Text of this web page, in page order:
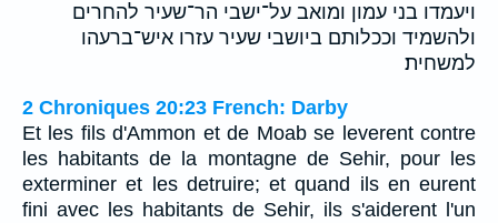
ויעמדו בני עמון ומואב על־ישבי הר־שעיר להחרים
ולהשמיד וככלותם ביושבי שעיר עזרו איש־ברעהו
למשחית׃
2 Chroniques 20:23 French: Darby
Et les fils d'Ammon et de Moab se leverent contre
les habitants de la montagne de Sehir, pour les
exterminer et les detruire; et quand ils en eurent
fini avec les habitants de Sehir, ils s'aiderent l'un